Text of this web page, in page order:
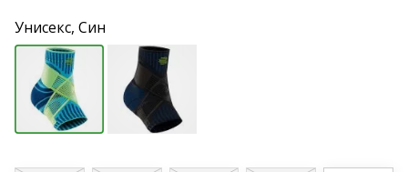
11. 8. 2022
1 мин. четене
Партньорска
програма
Унисекс, Син